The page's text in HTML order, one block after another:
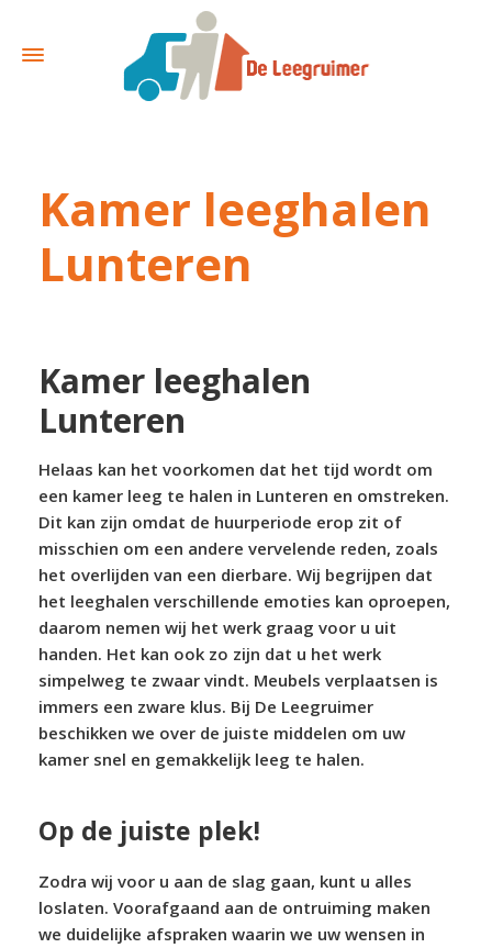
Kamer leeghalen
Lunteren
Kamer leeghalen
Lunteren
Helaas kan het voorkomen dat het tijd wordt om
een kamer leeg te halen in Lunteren en omstreken.
Dit kan zijn omdat de huurperiode erop zit of
misschien om een andere vervelende reden, zoals
het overlijden van een dierbare. Wij begrijpen dat
het leeghalen verschillende emoties kan oproepen,
daarom nemen wij het werk graag voor u uit
handen. Het kan ook zo zijn dat u het werk
simpelweg te zwaar vindt. Meubels verplaatsen is
immers een zware klus. Bij De Leegruimer
beschikken we over de juiste middelen om uw
kamer snel en gemakkelijk leeg te halen.
Op de juiste plek!
Zodra wij voor u aan de slag gaan, kunt u alles
loslaten. Voorafgaand aan de ontruiming maken
we duidelijke afspraken waarin we uw wensen in